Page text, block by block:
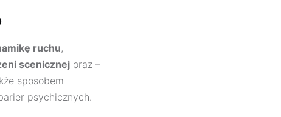
ruchu,
scenicznej oraz –
sposobem
psychicznych.